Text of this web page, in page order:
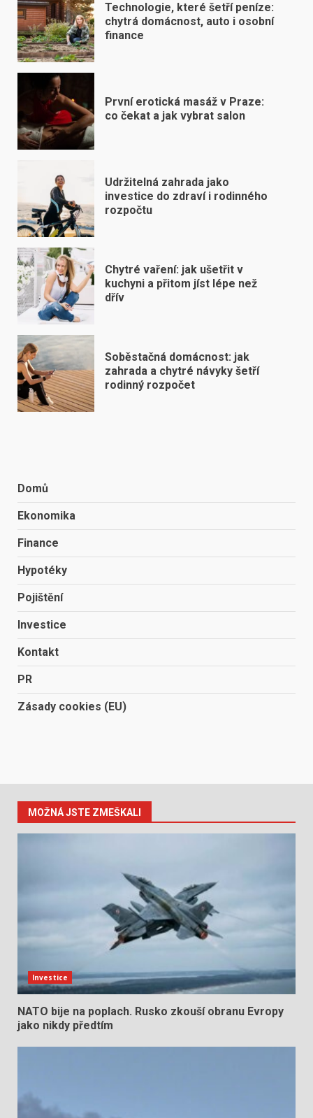
Technologie, které šetří peníze:
chytrá domácnost, auto i osobní
finance
První erotická masáž v Praze:
co čekat a jak vybrat salon
Udržitelná zahrada jako
investice do zdraví i rodinného
rozpočtu
Chytré vaření: jak ušetřit v
kuchyni a přitom jíst lépe než
dřív
Soběstačná domácnost: jak
zahrada a chytré návyky šetří
rodinný rozpočet
Domů
Ekonomika
Finance
Hypotéky
Pojištění
Investice
Kontakt
PR
Zásady cookies (EU)
MOŽNÁ JSTE ZMEŠKALI
Investice
NATO bije na poplach. Rusko zkouší obranu Evropy
jako nikdy předtím